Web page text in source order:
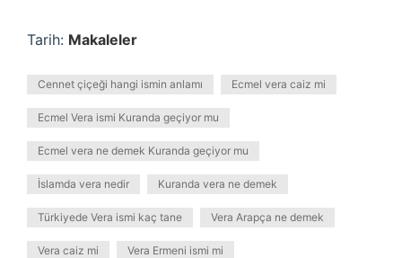
Tarih: Makaleler
Cennet çiçeği hangi ismin anlamı Ecmel vera caiz mi
Ecmel Vera ismi Kuranda geçiyor mu
Ecmel vera ne demek Kuranda geçiyor mu
İslamda vera nedir Kuranda vera ne demek
Türkiyede Vera ismi kaç tane Vera Arapça ne demek
Vera caiz mi Vera Ermeni ismi mi